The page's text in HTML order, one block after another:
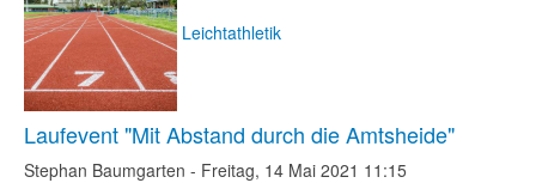
Leichtathletik
Laufevent "Mit Abstand durch die Amtsheide"
Stephan Baumgarten - Freitag, 14 Mai 2021 11:15